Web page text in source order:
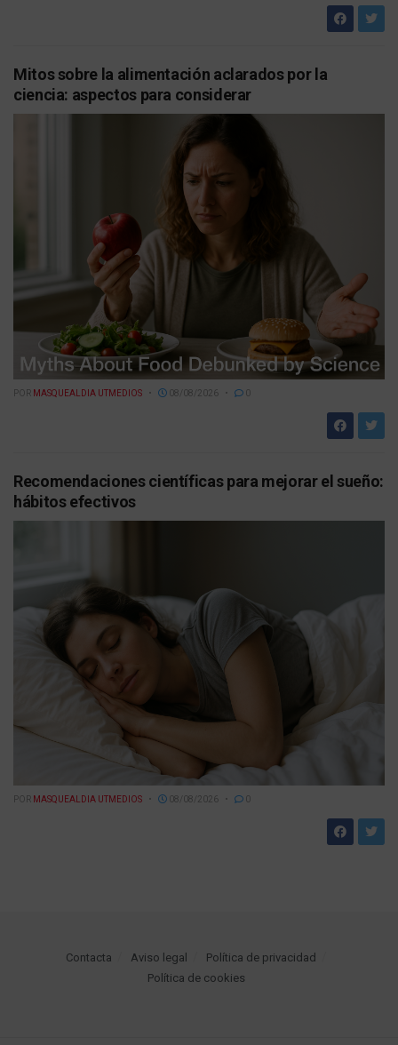
Mitos sobre la alimentación aclarados por la
ciencia: aspectos para considerar
POR MASQUEALDIA UTMEDIOS 08/08/2026 0
Recomendaciones científicas para mejorar el sueño:
hábitos efectivos
POR MASQUEALDIA UTMEDIOS 08/08/2026 0
Contacta Aviso legal
Política de privacidad
Política de cookies